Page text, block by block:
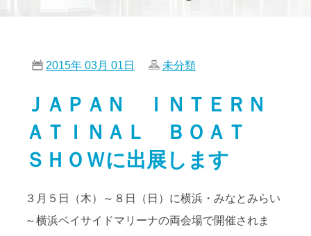
会社紹介
アクセス
Official Blog
公式ブログ
2015年 03月 01日 未分類
ＪＡＰＡＮ ＩＮＴＥＲＮ
ＡＴＩＮＡＬ ＢＯＡＴ
ＳＨＯＷに出展します
３月５日（木）～８日（日）に横浜・みなとみらい
～横浜ベイサイドマリーナの両会場で開催されま